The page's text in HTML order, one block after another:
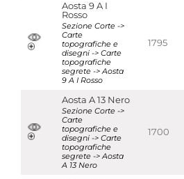
Aosta 9 A I
Rosso
Sezione Corte ->
Carte
topografiche e
disegni -> Carte
topografiche
segrete -> Aosta
9 A I Rosso
1795
Aosta A 13 Nero
Sezione Corte ->
Carte
topografiche e
disegni -> Carte
topografiche
segrete -> Aosta
A 13 Nero
1700